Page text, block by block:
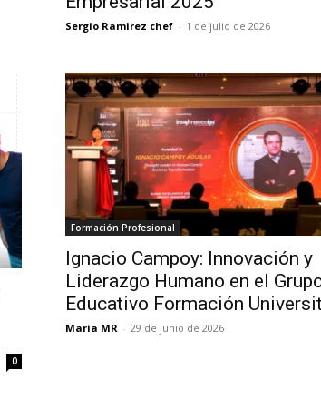
Sergio Ramirez chef - 1 de julio de 2026
0
Formación Profesional
Ignacio Campoy: Innovación y
Liderazgo Humano en el
Educativo Formación
María MR - 29 de junio de 2026